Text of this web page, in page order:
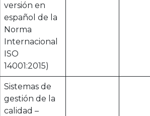
versión en
español de la
Norma
Internacional
ISO
14001:2015)
Sistemas de
gestión de la
calidad –